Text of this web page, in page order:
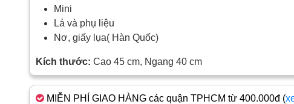
Mini
Lá và phụ liệu
Nơ, giấy lụa( Hàn Quốc)
Kích thước: Cao 45 cm, Ngang 40 cm
MIỄN PHÍ GIAO HÀNG các quận TPHCM từ 400.000đ (